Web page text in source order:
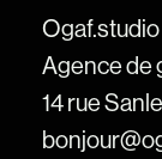
Ogaf.studio
Agence de
14 rue